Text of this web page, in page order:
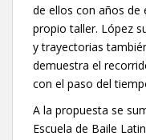
de ellos con años de
propio taller. López
y trayectorias
demuestra el
con el paso del
A la propuesta se
Escuela de Baile